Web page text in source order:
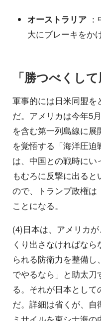
オーストラリア
大にブレーキをか
「勝つべくし
軍事的には日米同盟
だ。アメリカは今年5
を含む第一列島線に展
を覚悟する「海洋圧
は、中国との戦時に
もむろに反撃に出る
ので、トランプ政権は
ことになる。
(4)日本は、アメリカ
くり出さなければな
られる防衛力を整備し
でやるなら」と助太
る。それが日本とし
だ。詳細は省くが、